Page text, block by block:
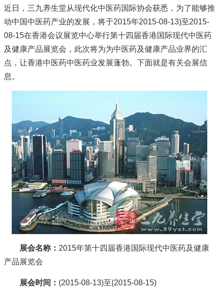
近日，三九养生堂从现代化中医药国际协会获悉，为了能够推
动中国中医药产业的发展，将于2015年2015-08-13)至2015-
08-15在香港会议展览中心举行第十四届香港国际现代中医药
及健康产品展览会，此次将为为中医药及健康产品业界的汇
点，让香港中医药中医药业发展蓬勃。下面就是有关会展信
息。
展会名称： 2015年第十四届香港国际现代中医药及健康
产品展览会
展会时间： (2015-08-13)至(2015-08-15)